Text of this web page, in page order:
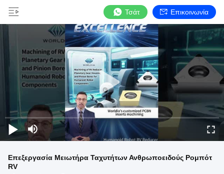
Τσάτ Επικοινωνία
Επεξεργασία Μειωτήρα Ταχυτήτων Ανθρωποειδούς Ρομπότ
RV